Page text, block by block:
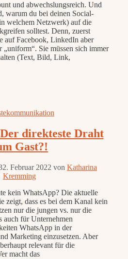
und abwechslungsreich. Und
warum du bei deinen Social-
welchem Netzwerk) auf die
solltest. Denn, zuerst
auf Facebook, LinkedIn aber
„uniform“. Sie müssen sich immer
(Text, Bild, Link,
direkteste Draht
Gast?!
2. Februar 2022 von Katharina
Kremming
kein WhatsApp? Die aktuelle
zeigt, dass es bei dem Kanal kein
nur die jungen vs. nur die
auch für Unternehmen
WhatsApp in der
Marketing einzusetzen. Aber
relevant für die
macht das